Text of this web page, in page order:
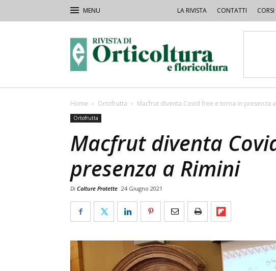
LA RIVISTA CONTATTI CORSI
Orticoltura
Home Ortofrutta Macfrut diventa Covid free e torna in presenza
Ortofrutta
Macfrut diventa
presenza a Rimini
Di Colture Protette 24 Giugno 2021